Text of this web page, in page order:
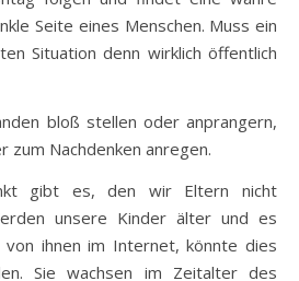
Seite eines Menschen. Muss ein
Situation denn wirklich öffentlich
bloß stellen oder anprangern,
zum Nachdenken anregen.
gibt es, den wir Eltern nicht
unsere Kinder älter und es
ihnen im Internet, könnte dies
Sie wachsen im Zeitalter des